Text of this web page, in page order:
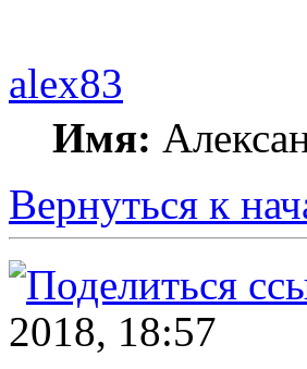
alex83
Имя:
Вернуться к
2018, 18:57